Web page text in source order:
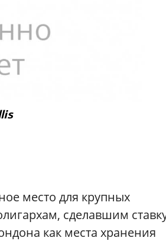
место для крупных
сделавшим
как места хранения